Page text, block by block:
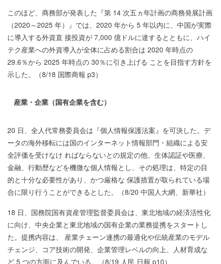
このほど、商務部が発表した『第 14 次五ヵ年計画の商務発展計画
（2020～2025 年）』では、2020 年から 5 年以内に、中国が実際
に導入する外資直 接投資が 7,000 億ドルに達するとともに、ハイ
テク産業への外資導入が全体に占める割合は 2020 年時点の
29.6％から 2025 年時点の 30％に引き上げる ことを目指す方針を
示した。（8/18 国際商報 p3）
産業・企業（国有企業を含む）
20 日、全人代常務委員会は『個人情報保護法案』を可決した。デ
ータの海外移転には国のインターネット情報部門・組織による安
全評価を受けなけ ればならないとの規定の他、生体認証や医療、
金融、行動歴などを機微な個人情報とし、その処理は、特定の目
的と十分な必要性があり、かつ厳格な 保護措置が取られている場
合に限り行うことができるとした。（8/20 中国人大網、新華社）
18 日、国務院国有資産管理監督委員会は、東北地域の経済活性化
に向け、中央企業と東北地域の国有企業の業務提携をスタートし
た。提携内容は、 産業チェーン連携の最適化や伝統産業のモデル
チェンジ、コア技術の開発、企業管理レベルの向上、人材育成な
ど 5 つの方面に及んでいる。（8/19 人民 日報 p10）